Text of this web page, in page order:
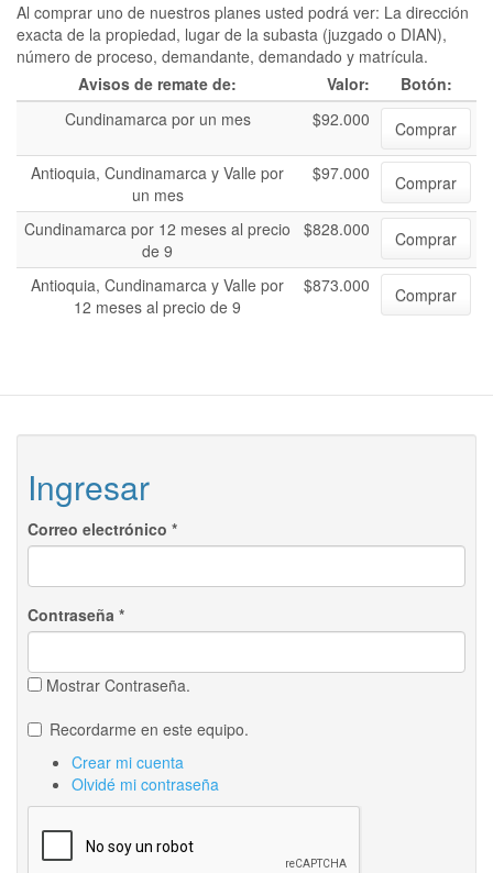
Al comprar uno de nuestros planes usted podrá ver: La dirección
exacta de la propiedad, lugar de la subasta (juzgado o DIAN),
número de proceso, demandante, demandado y matrícula.
Avisos de remate de:
Valor:
Botón:
Cundinamarca por un mes
$92.000
Comprar
Antioquia, Cundinamarca y Valle por
un mes
$97.000 Comprar
Cundinamarca por 12 meses al precio
de 9
$828.000 Comprar
Antioquia, Cundinamarca y Valle por
12 meses al precio de 9
$873.000 Comprar
Ingresar
Correo electrónico *
Contraseña *
Mostrar Contraseña.
Recordarme en este equipo.
Crear mi cuenta
Olvidé mi contraseña